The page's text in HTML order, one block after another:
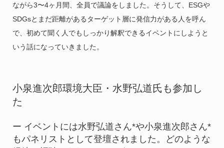
ながら3〜4ヶ月間、全員で議論をしました。そうして、ESGや
SDGsとまだ距離があるターゲット層に発信力がある人を呼ん
で、初めて聞く人でもしっかり解釈できるイベントにしようと
いう話になっていきました。
小泉進次郎環境大臣・水野弘道氏も参加し
た
ー イベントには水野弘道さん*や小泉進次郎さん*
もパネリストとして登壇されました。どのような